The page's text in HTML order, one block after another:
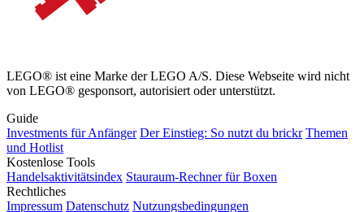
LEGO® ist eine Marke der LEGO A/S. Diese Webseite wird nicht
von LEGO® gesponsort, autorisiert oder unterstützt.
Guide
Investments für Anfänger Der Einstieg: So nutzt du brickr Themen
und Hotlist
Kostenlose Tools
Handelsaktivitätsindex Stauraum-Rechner für Boxen
Rechtliches
Impressum Datenschutz Nutzungsbedingungen